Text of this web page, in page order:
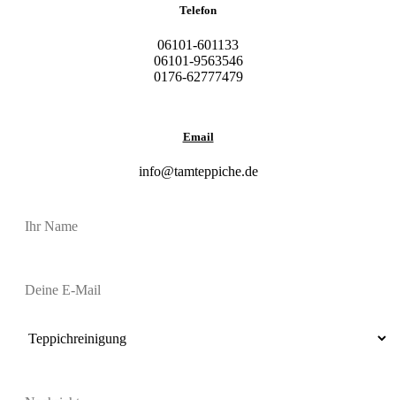
Telefon
06101-601133
06101-9563546
0176-62777479
Email
info@tamteppiche.de